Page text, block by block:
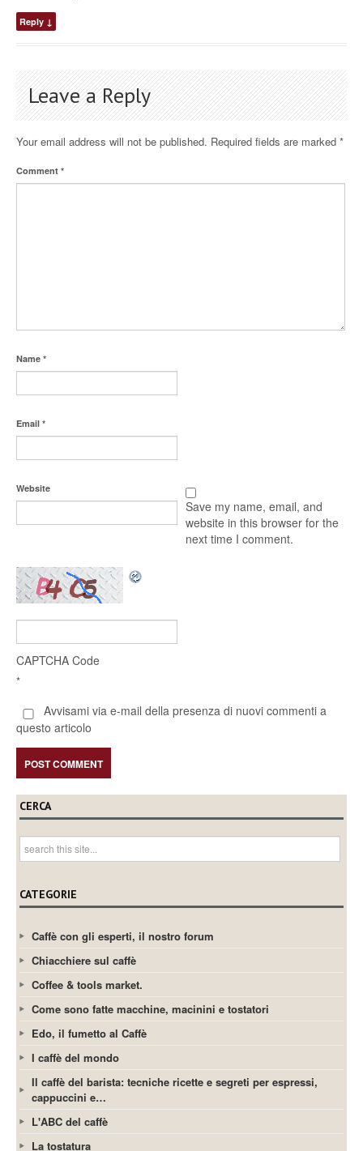
Reply ↓
Leave a Reply
Your email address will not be published. Required fields are marked *
Comment *
Name *
Email *
Website
Save my name, email, and
website in this browser for the
next time I comment.
CAPTCHA Code
*
Avvisami via e-mail della presenza di nuovi commenti a
questo articolo
CERCA
CATEGORIE
Caffè con gli esperti, il nostro forum
Chiacchiere sul caffè
Coffee & tools market.
Come sono fatte macchine, macinini e tostatori
Edo, il fumetto al Caffè
I caffè del mondo
Il caffè del barista: tecniche ricette e segreti per espressi,
cappuccini e…
L'ABC del caffè
La tostatura